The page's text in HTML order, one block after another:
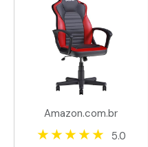
Amazon.com.br
5.0